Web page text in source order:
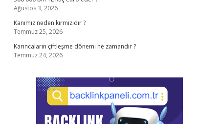
Ağustos 3, 2026
Kanımız neden kırmızıdır ?
Temmuz 25, 2026
Karıncaların çiftleşme dönemi ne zamandır ?
Temmuz 24, 2026